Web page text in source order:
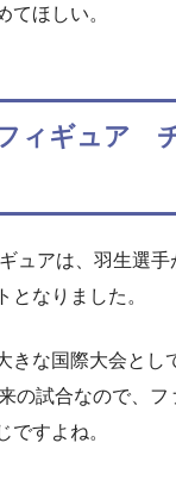
てほしい。
ィギュア
ュアは、羽生選
となりました。
きな国際大会とし
の試合なので、フ
ですよね。